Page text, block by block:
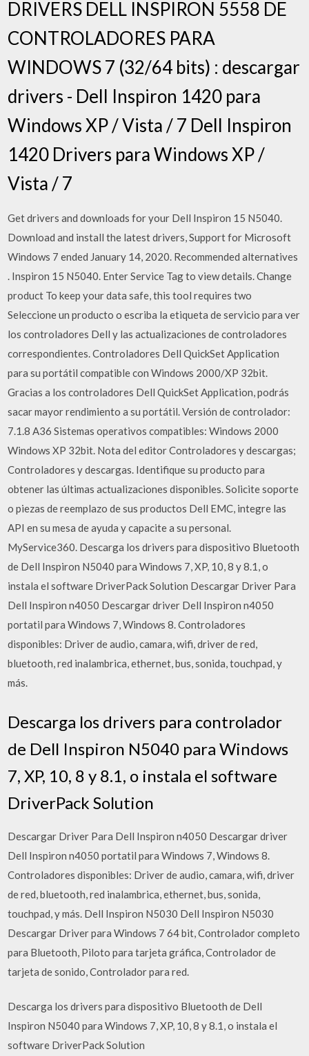
DRIVERS DELL INSPIRON 5558 DE
CONTROLADORES PARA
WINDOWS 7 (32/64 bits) : descargar
drivers - Dell Inspiron 1420 para
Windows XP / Vista / 7 Dell Inspiron
1420 Drivers para Windows XP /
Vista / 7
Get drivers and downloads for your Dell Inspiron 15 N5040.
Download and install the latest drivers, Support for Microsoft
Windows 7 ended January 14, 2020. Recommended alternatives
. Inspiron 15 N5040. Enter Service Tag to view details. Change
product To keep your data safe, this tool requires two
Seleccione un producto o escriba la etiqueta de servicio para ver
los controladores Dell y las actualizaciones de controladores
correspondientes. Controladores Dell QuickSet Application
para su portátil compatible con Windows 2000/XP 32bit.
Gracias a los controladores Dell QuickSet Application, podrás
sacar mayor rendimiento a su portátil. Versión de controlador:
7.1.8 A36 Sistemas operativos compatibles: Windows 2000
Windows XP 32bit. Nota del editor Controladores y descargas;
Controladores y descargas. Identifique su producto para
obtener las últimas actualizaciones disponibles. Solicite soporte
o piezas de reemplazo de sus productos Dell EMC, integre las
API en su mesa de ayuda y capacite a su personal.
MyService360. Descarga los drivers para dispositivo Bluetooth
de Dell Inspiron N5040 para Windows 7, XP, 10, 8 y 8.1, o
instala el software DriverPack Solution Descargar Driver Para
Dell Inspiron n4050 Descargar driver Dell Inspiron n4050
portatil para Windows 7, Windows 8. Controladores
disponibles: Driver de audio, camara, wifi, driver de red,
bluetooth, red inalambrica, ethernet, bus, sonida, touchpad, y
más.
Descarga los drivers para controlador
de Dell Inspiron N5040 para Windows
7, XP, 10, 8 y 8.1, o instala el software
DriverPack Solution
Descargar Driver Para Dell Inspiron n4050 Descargar driver
Dell Inspiron n4050 portatil para Windows 7, Windows 8.
Controladores disponibles: Driver de audio, camara, wifi, driver
de red, bluetooth, red inalambrica, ethernet, bus, sonida,
touchpad, y más. Dell Inspiron N5030 Dell Inspiron N5030
Descargar Driver para Windows 7 64 bit, Controlador completo
para Bluetooth, Piloto para tarjeta gráfica, Controlador de
tarjeta de sonido, Controlador para red.
Descarga los drivers para dispositivo Bluetooth de Dell
Inspiron N5040 para Windows 7, XP, 10, 8 y 8.1, o instala el
software DriverPack Solution